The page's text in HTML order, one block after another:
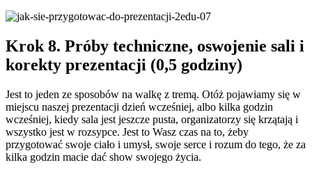
Krok 8. Próby techniczne, oswojenie sali i
korekty prezentacji (0,5 godziny)
Jest to jeden ze sposobów na walkę z tremą. Otóż pojawiamy się w
miejscu naszej prezentacji dzień wcześniej, albo kilka godzin
wcześniej, kiedy sala jest jeszcze pusta, organizatorzy się krzątają i
wszystko jest w rozsypce. Jest to Wasz czas na to, żeby
przygotować swoje ciało i umysł, swoje serce i rozum do tego, że za
kilka godzin macie dać show swojego życia.